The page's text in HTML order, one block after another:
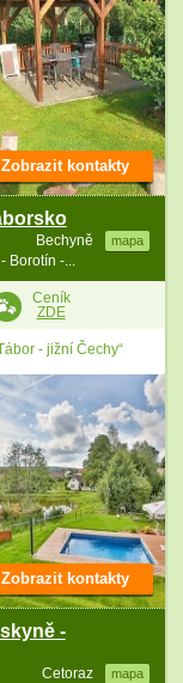
Bechyně mapa
-...
Zobrazit kontakty
Ceník
ZDE
- jižní Čechy“
-
Cetoraz mapa
Zobrazit kontakty